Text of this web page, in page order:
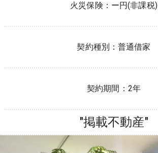
火災保険： ー円(非課税)
契約種別：普通借家
契約期間： 2年
"掲載不動産"